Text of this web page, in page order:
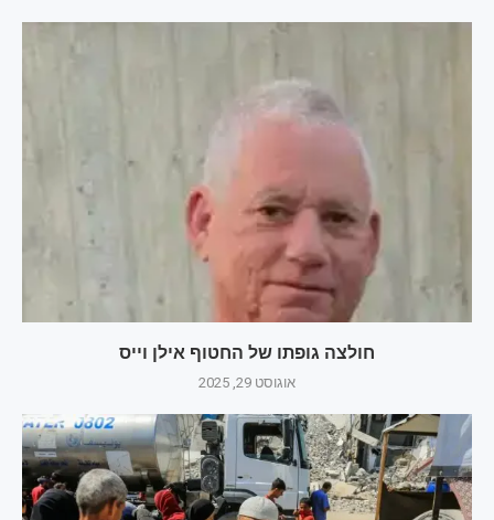
חולצה גופתו של החטוף אילן וייס
אוגוסט 29, 2025